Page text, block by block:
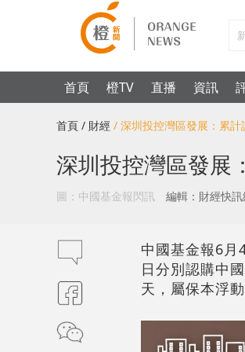
首頁 橙TV 直播 資訊
首頁 / 財經 / 深圳投控灣區發展：累
深圳投控灣區發展
圖：中國基金報閃訊 編輯：財經快
中國基金報6
日分別認購中
天，屬保本浮